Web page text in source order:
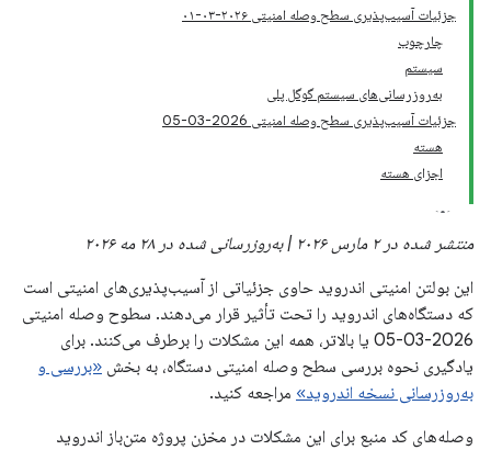
جزئیات آسیب‌پذیری سطح وصله امنیتی ۲۰۲۶-۰۳-۰۱
چارچوب
سیستم
به‌روزرسانی‌های سیستم گوگل پلی
جزئیات آسیب‌پذیری سطح وصله امنیتی 2026-03-05
هسته
اجزای هسته
منتشر شده در ۲ مارس ۲۰۲۶ | به‌روزرسانی شده در ۲۸ مه ۲۰۲۶
این بولتن امنیتی اندروید حاوی جزئیاتی از آسیب‌پذیری‌های امنیتی است
که دستگاه‌های اندروید را تحت تأثیر قرار می‌دهند. سطوح وصله امنیتی
2026-03-05 یا بالاتر، همه این مشکلات را برطرف می‌کنند. برای
یادگیری نحوه بررسی سطح وصله امنیتی دستگاه، به بخش «بررسی و
به‌روزرسانی نسخه اندروید» مراجعه کنید.
وصله‌های کد منبع برای این مشکلات در مخزن پروژه متن‌باز اندروید